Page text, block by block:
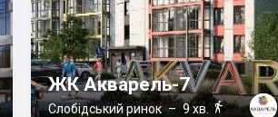
ЖК Акварель-7
Слобідський ринок– 9 хв.